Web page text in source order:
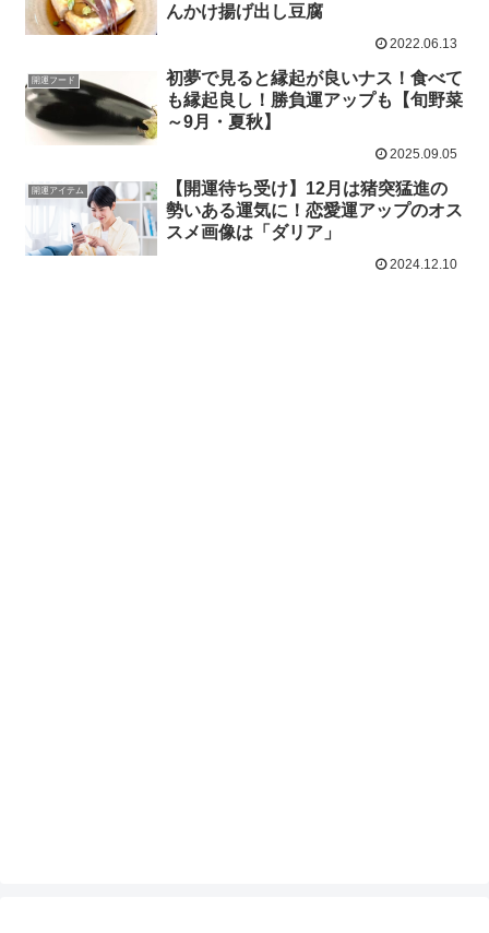
んかけ揚げ出し豆腐
2022.06.13
開運フード
初夢で見ると縁起が良いナス！食べて
も縁起良し！勝負運アップも【旬野菜
～9月・夏秋】
2025.09.05
開運アイテム
【開運待ち受け】12月は猪突猛進の
勢いある運気に！恋愛運アップのオス
スメ画像は「ダリア」
2024.12.10